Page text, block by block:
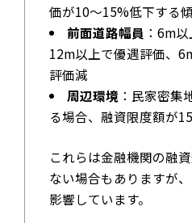
価が10〜15%低下する
前面道路幅員 ：6m
12m以上で優遇評価、
評価減
周辺環境 ：民家密集
る場合、融資限度額が
これらは金融機関の融
ない場合もありますが
影響しています。